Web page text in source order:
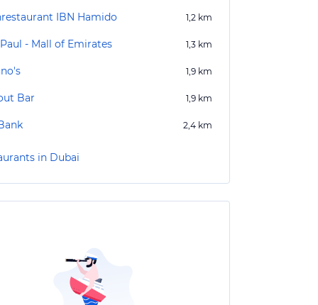
IBN Hamido 1,2 km
- Mall of Emirates 1,3 km
1,9 km
Bar 1,9 km
2,4 km
in Dubai